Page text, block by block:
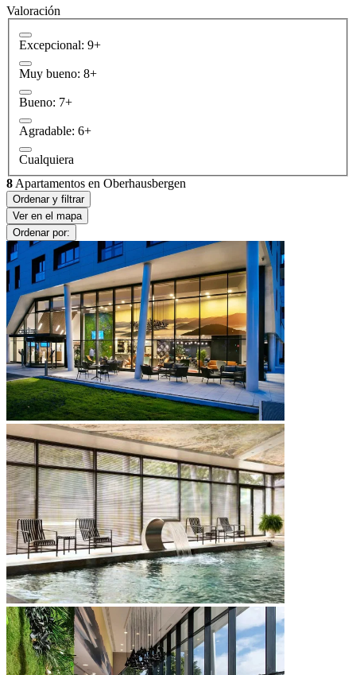
Valoración
Excepcional: 9+
Muy bueno: 8+
Bueno: 7+
Agradable: 6+
Cualquiera
8 Apartamentos en Oberhausbergen
Ordenar y filtrar
Ver en el mapa
Ordenar por: